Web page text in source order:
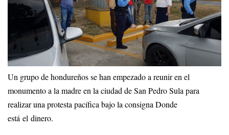
Un grupo de hondureños se han empezado a reunir en el
monumento a la madre en la ciudad de San Pedro Sula para
realizar una protesta pacífica bajo la consigna Donde
está el dinero.